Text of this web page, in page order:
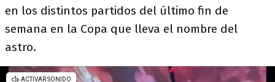
en los distintos partidos del último fin de
semana en la Copa que lleva el nombre del
astro.